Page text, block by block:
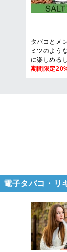
タバコとメ
ミツのよう
に楽しめる
期間限定
電子タバコ・リ